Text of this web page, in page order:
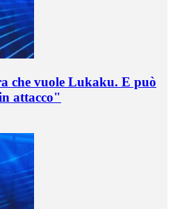
che vuole Lukaku. E può
attacco"